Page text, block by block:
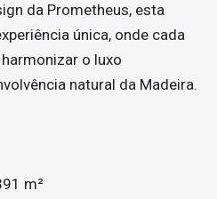
da Prometheus, esta
única, onde cada
o luxo
natural da Madeira.
m²